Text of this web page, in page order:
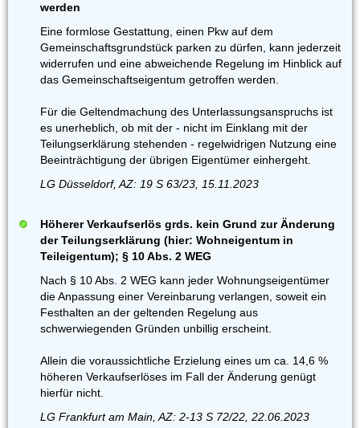
werden
Eine formlose Gestattung, einen Pkw auf dem
Gemeinschaftsgrundstück parken zu dürfen, kann jederzeit
widerrufen und eine abweichende Regelung im Hinblick auf
das Gemeinschaftseigentum getroffen werden.
Für die Geltendmachung des Unterlassungsanspruchs ist
es unerheblich, ob mit der - nicht im Einklang mit der
Teilungserklärung stehenden - regelwidrigen Nutzung eine
Beeinträchtigung der übrigen Eigentümer einhergeht.
LG Düsseldorf, AZ: 19 S 63/23, 15.11.2023
Höherer Verkaufserlös grds. kein Grund zur Änderung
der Teilungserklärung (hier: Wohneigentum in
Teileigentum); § 10 Abs. 2 WEG
Nach § 10 Abs. 2 WEG kann jeder Wohnungseigentümer
die Anpassung einer Vereinbarung verlangen, soweit ein
Festhalten an der geltenden Regelung aus
schwerwiegenden Gründen unbillig erscheint.
Allein die voraussichtliche Erzielung eines um ca. 14,6 %
höheren Verkaufserlöses im Fall der Änderung genügt
hierfür nicht.
LG Frankfurt am Main, AZ: 2-13 S 72/22, 22.06.2023